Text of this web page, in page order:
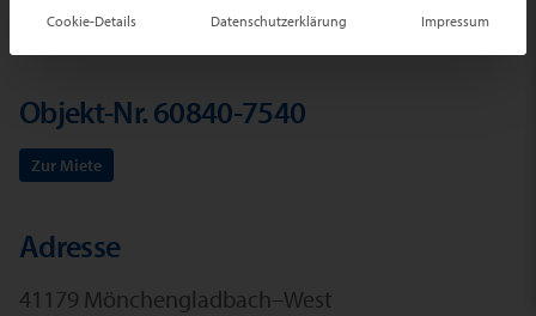
Objekt-Nr. 60840-7540
Zur Miete
Adresse
41179 Mönchengladbach–West
Cookie-Details Datenschutzerklärung Impressum